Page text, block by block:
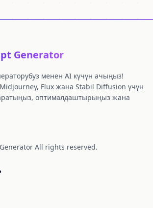
Generator
менен AI күчүн ачыңыз!
Midjourney, Flux жана Stabil Diffusion үчүн
оптималдаштырыңыз жана
All rights reserved.